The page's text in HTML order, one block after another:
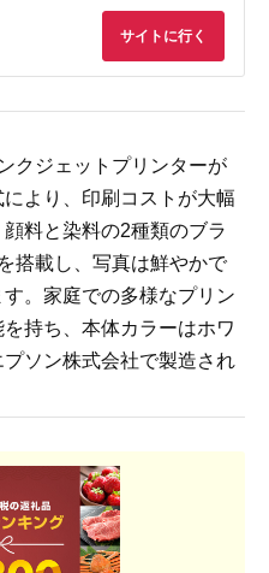
サイトに行く
クジェットプリンターが
より、印刷コストが大幅
料と染料の2種類のブラ
搭載し、写真は鮮やかで
。家庭での多様なプリン
持ち、本体カラーはホワ
ソン株式会社で製造され